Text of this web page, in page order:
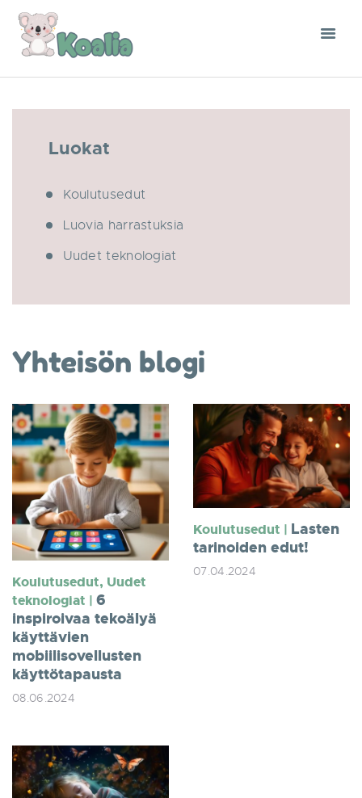
Luokat
Koulutusedut
Luovia harrastuksia
Uudet teknologiat
Yhteisön blogi
Koulutusedut, Uudet
teknologiat | 6
inspiroivaa tekoälyä
käyttävien
mobiilisovellusten
käyttötapausta
08.06.2024
Koulutusedut | Lasten
tarinoiden edut!
07.04.2024